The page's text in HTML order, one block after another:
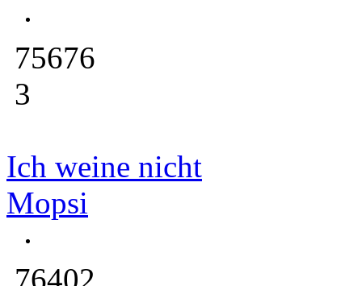
75676
3
Ich weine nicht
Mopsi